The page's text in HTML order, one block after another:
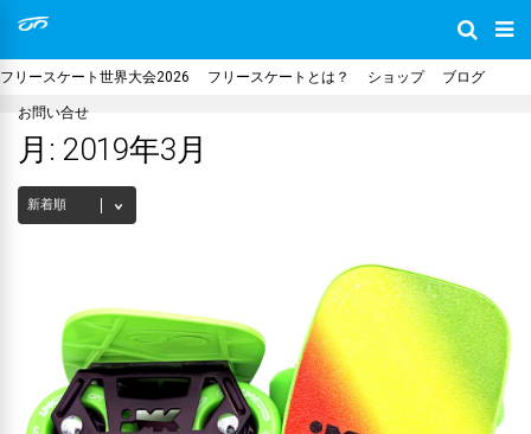
フリースケート世界大会2026 フリースケートとは？ ショップ ブログ
お問い合せ
月: 2019年3月